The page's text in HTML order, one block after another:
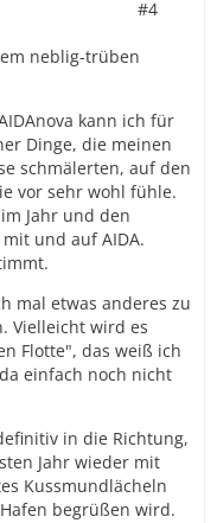
#4
neblig-trüben
kann ich für
Dinge, die meinen
schmälerten, auf den
vor sehr wohl fühle.
Jahr und den
und auf AIDA.
mal etwas anderes zu
Vielleicht wird es
Flotte", das weiß ich
einfach noch nicht
in die Richtung,
Jahr wieder mit
Kussmundlächeln
begrüßen wird.